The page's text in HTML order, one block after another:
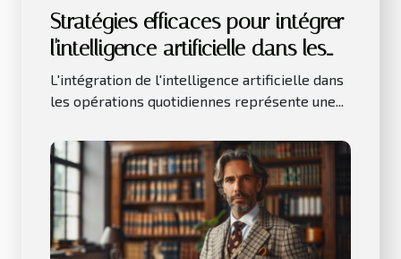
Stratégies efficaces pour intégrer
l'intelligence artificielle dans les
petites entreprises
L'intégration de l'intelligence artificielle dans
les opérations quotidiennes représente une...